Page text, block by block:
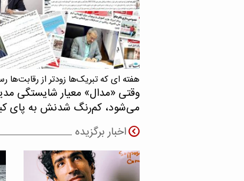
هفته ای که تبریک‌ها زودتر از رقابت‌ها
وقتی «مدال‌» معیار شایستگی
می‌شود، کم‌رنگ شدنش به پای
اخبار برگزیده